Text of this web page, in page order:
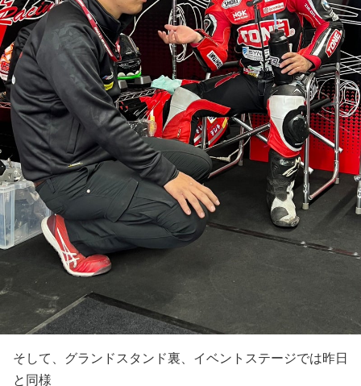
そして、グランドスタンド裏、イベントステージでは昨日
と同様